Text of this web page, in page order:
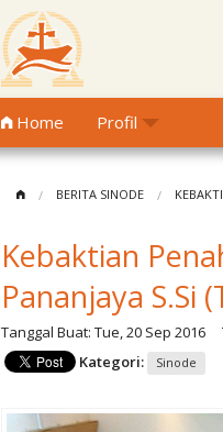
Home Profil
BERITA SINODE
Kebaktian
Pananjaya S.Si
Tanggal Buat: Tue, 20 Sep 2016
Kategori:
Sinode